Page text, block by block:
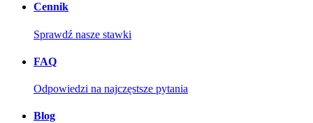
Cennik
Sprawdź nasze stawki
FAQ
Odpowiedzi na najczęstsze pytania
Blog